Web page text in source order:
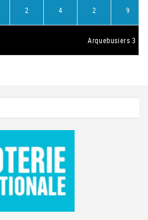
2 4 2 9
Arquebusiers 3